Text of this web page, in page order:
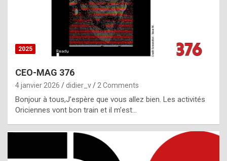
t
o
r
p
e
c
i
l
2025
CEO-MAG 376
4 janvier 2026 didier_v 2 Comments
Bonjour à tous,J’espère que vous allez bien. Les activités
Oriciennes vont bon train et il m’est…